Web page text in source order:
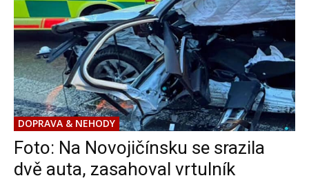
DOPRAVA & NEHODY
Foto: Na Novojičínsku se srazila
dvě auta, zasahoval vrtulník